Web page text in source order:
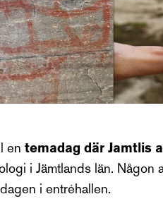
en temadag där Jamtlis
i Jämtlands län. Någon
i entréhallen.